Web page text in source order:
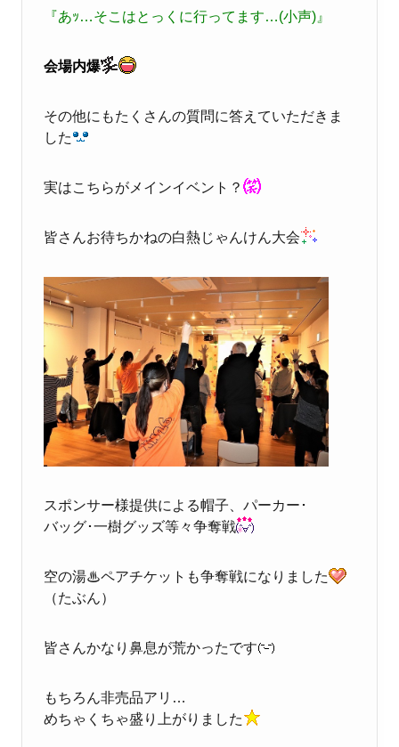
『あｯ…そこはとっくに行ってます…(小声)』
会場内爆
その他にもたくさんの質問に答えていただきま
した
実はこちらがメインイベント？
皆さんお待ちかねの白熱じゃんけん大会
スポンサー様提供による帽子、パーカー･
バッグ･一樹グッズ等々争奪戦
空の湯♨ペアチケットも争奪戦になりました
（たぶん）
皆さんかなり鼻息が荒かったです
もちろん非売品アリ…
めちゃくちゃ盛り上がりました